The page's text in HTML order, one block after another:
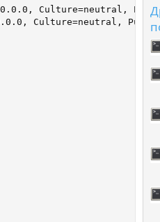
Culture=neutral,
Culture=neutral,